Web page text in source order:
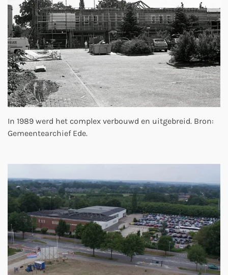
In 1989 werd het complex verbouwd en uitgebreid. Bron:
Gemeentearchief Ede.